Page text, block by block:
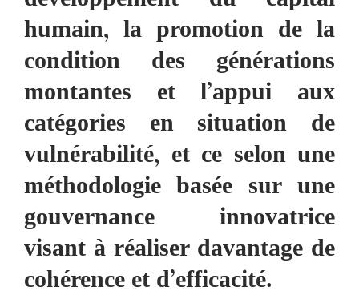
humain, la promotion de la
condition des générations
montantes et l’appui aux
catégories en situation de
vulnérabilité, et ce selon une
méthodologie basée sur une
gouvernance innovatrice
visant à réaliser davantage de
cohérence et d’efficacité.